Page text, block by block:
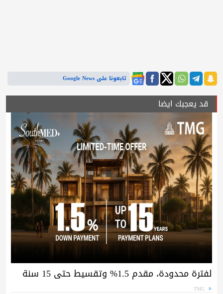
تابعونا على Google News
قد يعجبك ايضا
لفترة محدودة، مقدم 1.5% وتقسيط حتى 15 سنة
TMG